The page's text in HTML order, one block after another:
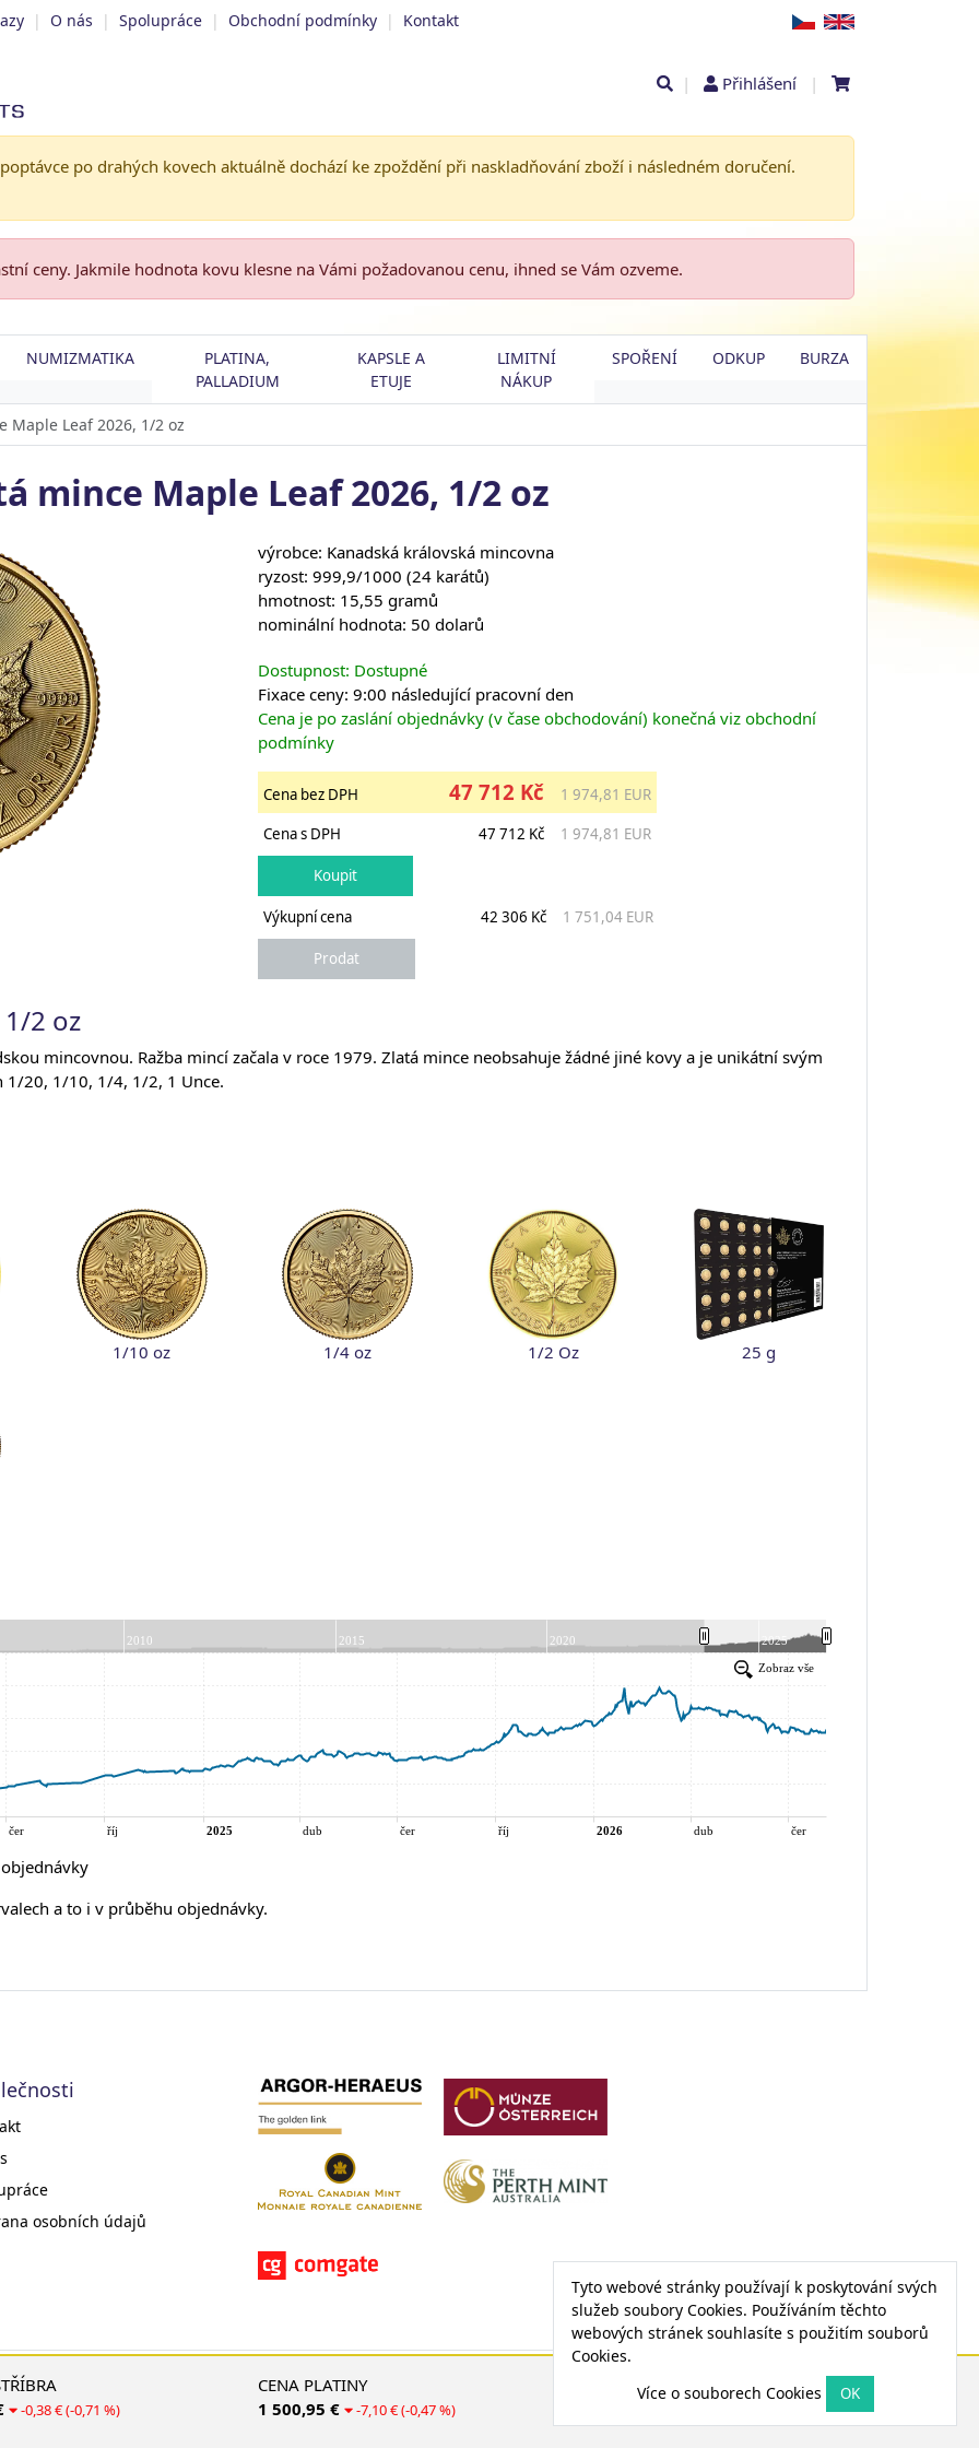
| O nás | Spolupráce | Obchodní podmínky | Kontakt
| Přihlášení |
po drahých kovech aktuálně dochází ke zpoždění při naskladňování zboží i následném doručení.
ceny. Jakmile hodnota kovu klesne na Vámi požadovanou cenu, ihned se Vám ozveme.
NUMIZMATIKA
PLATINA,
PALLADIUM
KAPSLE A
ETUJE
LIMITNÍ
NÁKUP
SPOŘENÍ ODKUP BURZA
Maple Leaf 2026, 1/2 oz
mince Maple Leaf 2026, 1/2 oz
výrobce: Kanadská královská mincovna
ryzost: 999,9/1000 (24 karátů)
hmotnost: 15,55 gramů
nominální hodnota: 50 dolarů
Dostupnost: Dostupné
Fixace ceny: 9:00 následující pracovní den
Cena je po zaslání objednávky (v čase obchodování) konečná viz obchodní
podmínky
Cena bez DPH 47 712 Kč
1 974,81 EUR
Cena s DPH
47 712 Kč 1 974,81 EUR
Výkupní cena 42 306 Kč 1 751,04 EUR
2 oz
mincovnou. Ražba mincí začala v roce 1979. Zlatá mince neobsahuje žádné jiné kovy a je unikátní svým
1/20, 1/10, 1/4, 1/2, 1 Unce.
1/10 oz 1/4 oz 1/2 Oz 25 g
a to i v průběhu objednávky.
Tyto webové stránky používají k poskytování svých
služeb soubory Cookies. Používáním těchto
webových stránek souhlasíte s použitím souborů
Cookies.
Více o souborech Cookies
osobních údajů
-0,38 € (-0,71 %)
CENA PLATINY
1 500,95 €
-7,10 € (-0,47 %)
CENA PALLADIA